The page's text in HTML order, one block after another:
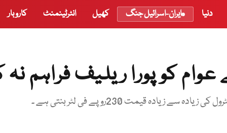
دنیا ایران-اسرائیل جنگ کھیل انٹرٹینمنٹ کاروبار
کو پورا ریلیف فراہم نہ
قیمت 230روپے فی لٹر بنتی ہے ۔